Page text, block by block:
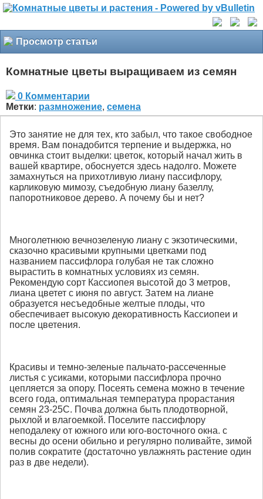
Просмотр статьи
Комнатные цветы выращиваем из семян
0 Комментарии
Метки: размножение, семена
Это занятие не для тех, кто забыл, что такое свободное
время. Вам понадобится терпение и выдержка, но
овчинка стоит выделки: цветок, который начал жить в
вашей квартире, обоснуется здесь надолго. Можете
замахнуться на прихотливую лиану пассифлору,
карликовую мимозу, съедобную лиану базеллу,
папоротниковое дерево. А почему бы и нет?
Многолетнюю вечнозеленую лиану с экзотическими,
сказочно красивыми крупными цветками под
названием пассифлора голубая не так сложно
вырастить в комнатных условиях из семян.
Рекомендую сорт Кассиопея высотой до 3 метров,
лиана цветет с июня по август. Затем на лиане
образуется несъедобные желтые плоды, что
обеспечивает высокую декоративность Кассиопеи и
после цветения.
Красивы и темно-зеленые пальчато-рассеченные
листья с усиками, которыми пассифлора прочно
цепляется за опору. Посеять семена можно в течение
всего года, оптимальная температура прорастания
семян 23-25С. Почва должна быть плодотворной,
рыхлой и влагоемкой. Поселите пассифлору
неподалеку от южного или юго-восточного окна. с
весны до осени обильно и регулярно поливайте, зимой
полив сократите (достаточно увлажнять растение один
раз в две недели).